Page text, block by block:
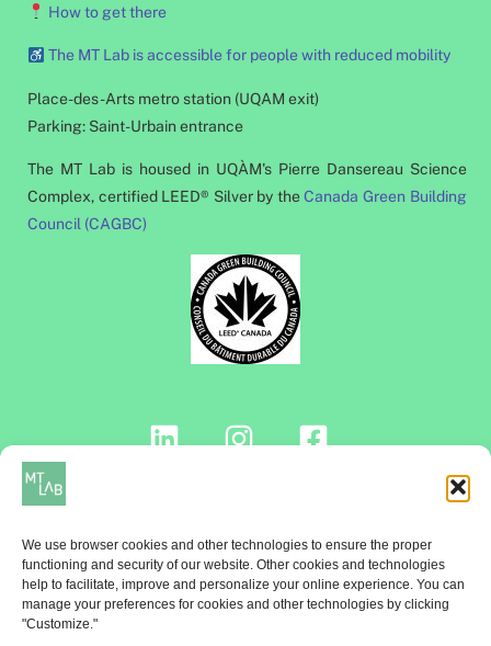
We use browser cookies and other technologies to ensure the proper
functioning and security of our website. Other cookies and technologies
help to facilitate, improve and personalize your online experience. You can
manage your preferences for cookies and other technologies by clicking
"Customize."
How to get there
The MT Lab is accessible for people with reduced mobility
Place-des-Arts metro station (UQAM exit)
Parking: Saint-Urbain entrance
The MT Lab is housed in UQÀM's Pierre Dansereau Science
Complex, certified LEED® Silver by theCanada Green Building
Council (CAGBC)
NEWSLETTER